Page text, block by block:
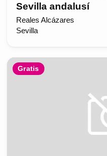
Sevilla andalusí
Reales Alcázares
Sevilla
Gratis